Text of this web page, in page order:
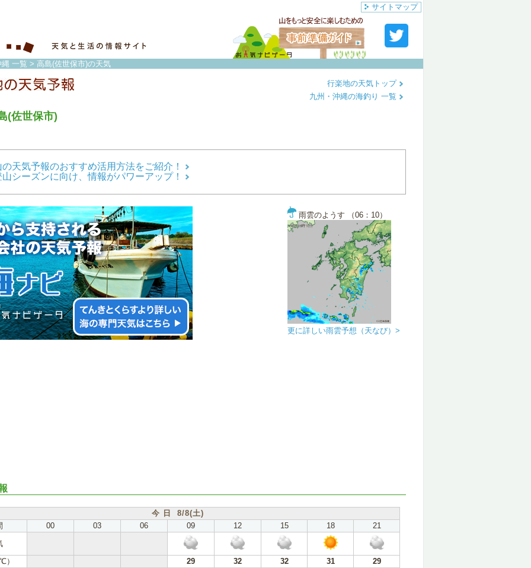
サイトマップ
一覧 > 高島(佐世保市)の天気
(佐世保市)
行楽地の天気トップ
九州・沖縄の海釣り 一覧
天気予報のおすすめ活用方法をご紹介！
シーズンに向け、情報がパワーアップ！
雨雲のようす （06：10）
更に詳しい雨雲予想（天なび）>
今 日 8/8(土)
00 03 06 09 12 15 18
21
29 32 32 31
29